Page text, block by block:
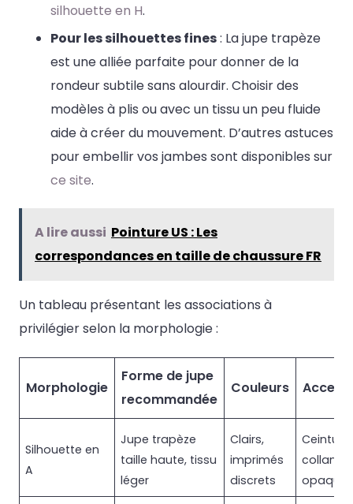
silhouette en H.
Pour les silhouettes fines: La jupe trapèze
est une alliée parfaite pour donner de la
rondeur subtile sans alourdir. Choisir des
modèles à plis ou avec un tissu un peu fluide
aide à créer du mouvement. D’autres astuces
pour embellir vos jambes sont disponibles sur
ce site.
A lire aussi Pointure US : Les
correspondances en taille de chaussure FR
Un tableau présentant les associations à
privilégier selon la morphologie :
Morphologie
Forme de jupe
recommandée
Couleurs
Silhouette en
A
Jupe trapèze
taille haute, tissu
léger
Clairs,
imprimés
discrets
Ceinture
collants